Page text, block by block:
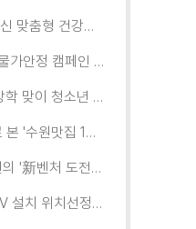
[호매실동] 어르신 맞춤형 건강특화사업 「은빛반짝 실버종이공방」 운영
권선구, 휴가철 물가안정 캠페인 전개
[우만1동] 여름방학 맞이 청소년 유해환경 캠페인 실시
터치수원 앱으로 본 '수원맛집 100선'... 장안구 맛집을 찾다
김밥대장 정다현의 '新벤처 도전이야기'
[조원1동] 'CCTV 설치 위치선정협의회' 회의 개최